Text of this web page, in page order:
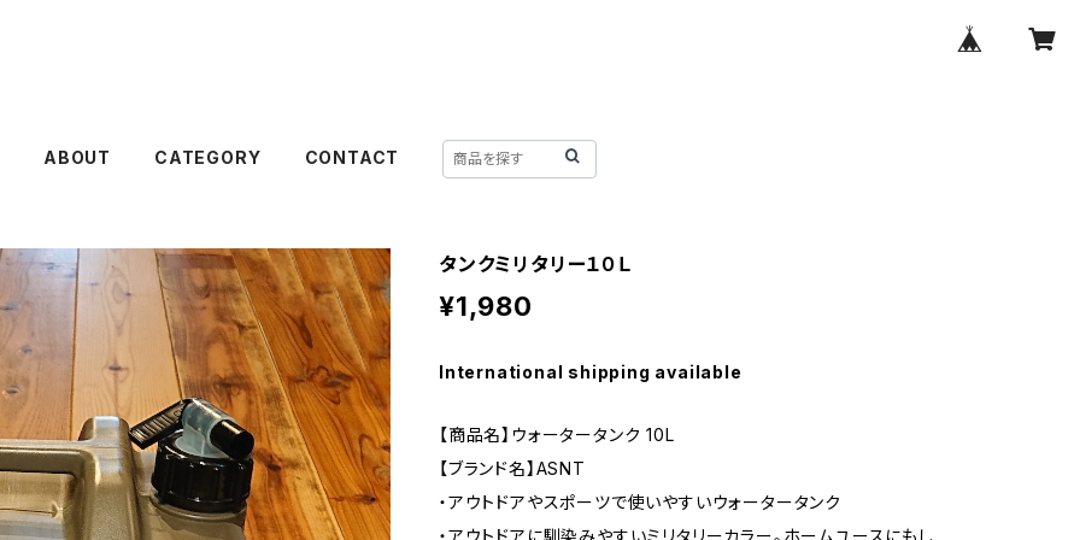
ABOUT CATEGORY CONTACT
タンクミリタリー１０Ｌ
¥1,980
International shipping available
【商品名】ウォータータンク 10L
【ブランド名】ASNT
・アウトドアやスポーツで使いやすいウォータータンク
・アウトドアに馴染みやすいミリタリーカラー。ホームユースにもし